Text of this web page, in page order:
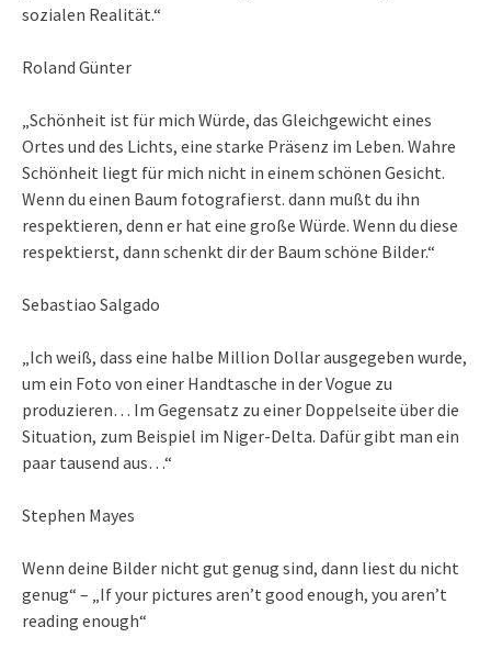
sozialen Realität.“
Roland Günter
„Schönheit ist für mich Würde, das Gleichgewicht eines
Ortes und des Lichts, eine starke Präsenz im Leben. Wahre
Schönheit liegt für mich nicht in einem schönen Gesicht.
Wenn du einen Baum fotografierst. dann mußt du ihn
respektieren, denn er hat eine große Würde. Wenn du diese
respektierst, dann schenkt dir der Baum schöne Bilder.“
Sebastiao Salgado
„Ich weiß, dass eine halbe Million Dollar ausgegeben wurde,
um ein Foto von einer Handtasche in der Vogue zu
produzieren… Im Gegensatz zu einer Doppelseite über die
Situation, zum Beispiel im Niger-Delta. Dafür gibt man ein
paar tausend aus…“
Stephen Mayes
Wenn deine Bilder nicht gut genug sind, dann liest du nicht
genug“ – „If your pictures aren’t good enough, you aren’t
reading enough“